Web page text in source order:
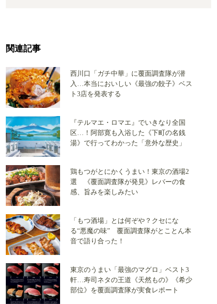
関連記事
西川口「ガチ中華」に覆面調査隊が潜
入…本当においしい《最強の餃子》ベス
ト3店を発表する
『テルマエ・ロマエ』でいきなり全国
区…！阿部寛も入浴した《下町の名銭
湯》で行ってわかった「意外な歴史」
鶏もつがとにかくうまい！東京の酒場2
選 《覆面調査隊が発見》レバーの食
感、旨みを楽しみたい
「もつ酒場」とは何ぞや？クセにな
る“悪魔の味” 覆面調査隊がとことん本
音で語り合った！
東京のうまい「最強のマグロ」ベスト3
軒…寿司ネタの王道《天然もの》《希少
部位》を覆面調査隊が実食レポート